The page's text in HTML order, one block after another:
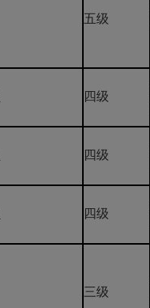
五级
四级
四级
四级
三级